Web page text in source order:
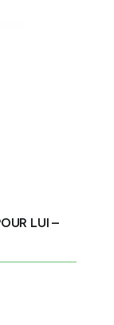
LUI –